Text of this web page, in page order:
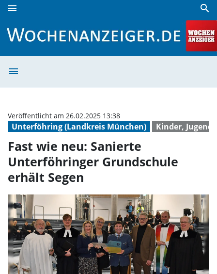
menu search
menu
Unterföhring (Landkreis München) Kinder, Jugend
Veröffentlicht am 26.02.2025 13:38
Fast wie neu: Sanierte
Unterföhringer Grundschule
erhält Segen